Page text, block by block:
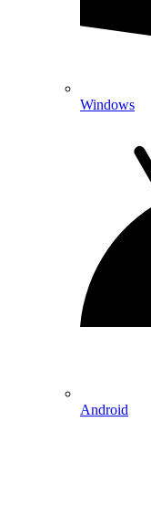
Windows
Android